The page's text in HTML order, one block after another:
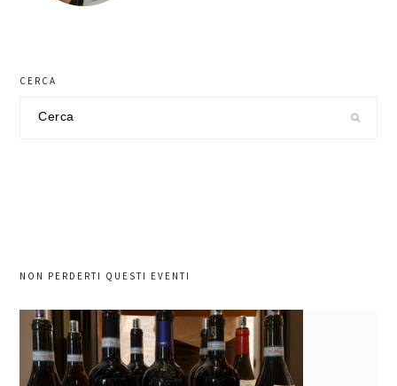
CERCA
NON PERDERTI QUESTI EVENTI